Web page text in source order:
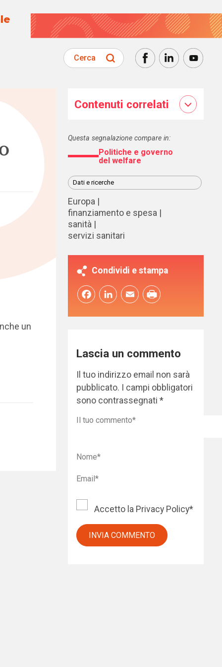
Cerca
un
Contenuti correlati
Questa segnalazione compare in:
Politiche e governo
del welfare
Dati e ricerche
Europa
finanziamento e spesa
sanità
servizi sanitari
Condividi e stampa
FacebookLinkedInEmail
Lascia un commento
Il tuo indirizzo email non sarà
pubblicato. I campi obbligatori
sono contrassegnati*
Accetto la Privacy Policy*